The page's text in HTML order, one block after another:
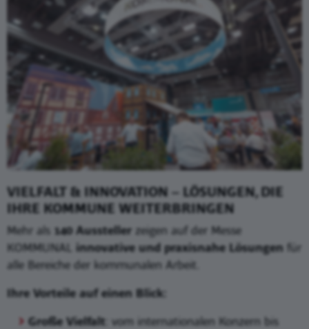
VIELFALT & INNOVATION – LÖSUNGEN, DIE
IHRE KOMMUNE WEITERBRINGEN
Mehr als 140 Aussteller zeigen auf der Messe
KOMMUNAL innovative und praxisnahe Lösungen für
alle Bereiche der kommunalen Arbeit.
Ihre Vorteile auf einen Blick:
Große Vielfalt : vom internationalen Konzern bis